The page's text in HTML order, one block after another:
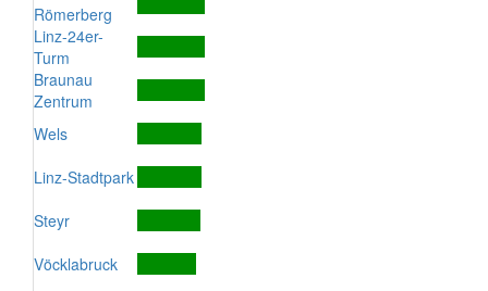
Römerberg
Linz-24er-
Turm
Braunau
Zentrum
Wels
Linz-Stadtpark
Steyr
Vöcklabruck